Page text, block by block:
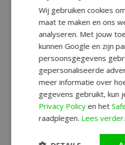
Wij gebruiken cookies
maat te maken en ons
analyseren. Met jouw
kunnen Google en zijn
persoonsgegevens
gepersonaliseerde
meer informatie over
gegevens gebruikt, kun
Privacy Policyen het
raadplegen. Lees verder.